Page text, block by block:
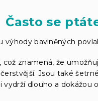
Často se
výhody bavlněných
což znamená, že
Jsou také
dlouho a